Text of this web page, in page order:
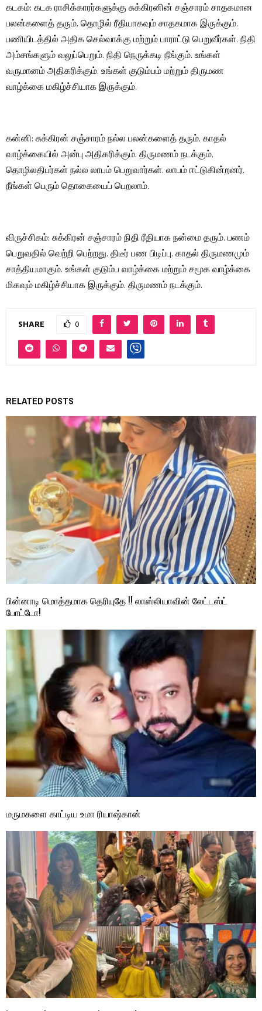
கடகம்: கடக ராசிக்காரர்களுக்கு சுக்கிரனின் சஞ்சாரம் சாதகமான
பலன்களைத் தரும். தொழில் ரீதியாகவும் சாதகமாக இருக்கும்.
பணியிடத்தில் அதிக செல்வாக்கு மற்றும் பாராட்டு பெறுவீர்கள். நிதி
அம்சங்களும் வலுப்பெறும். நிதி நெருக்கடி நீங்கும். உங்கள்
வருமானம் அதிகரிக்கும். உங்கள் குடும்பம் மற்றும் திருமண
வாழ்க்கை மகிழ்ச்சியாக இருக்கும்.
கன்னி: சுக்கிரன் சஞ்சாரம் நல்ல பலன்களைத் தரும். காதல்
வாழ்க்கையில் அன்பு அதிகரிக்கும். திருமணம் நடக்கும்.
தொழிலதிபர்கள் நல்ல லாபம் பெறுவார்கள். லாபம் ஈட்டுகின்றனர்.
நீங்கள் பெரும் தொகையைப் பெறலாம்.
விருச்சிகம்: சுக்கிரன் சஞ்சாரம் நிதி ரீதியாக நன்மை தரும். பணம்
பெறுவதில் வெற்றி பெற்றது. திடீர் பண பிடிப்பு. காதல் திருமணமும்
சாத்தியமாகும். உங்கள் குடும்ப வாழ்க்கை மற்றும் சமூக வாழ்க்கை
மிகவும் மகிழ்ச்சியாக இருக்கும். திருமணம் நடக்கும்.
SHARE 0
RELATED POSTS
பின்னாடி மொத்தமாக தெரியுதே !! லாஸ்லியாவின் லேட்டஸ்ட்
போட்டோ!
மருமகளை காட்டிய உமா ரியாஷ்கான்